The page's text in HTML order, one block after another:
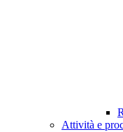
Attività e